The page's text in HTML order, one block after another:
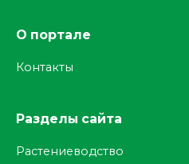
О портале
Контакты
Разделы сайта
Растениеводство